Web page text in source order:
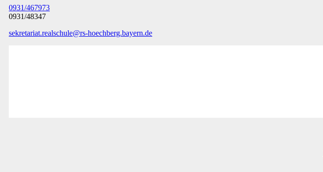
0931/467973
0931/48347
sekretariat.realschule@rs-hoechberg.bayern.de